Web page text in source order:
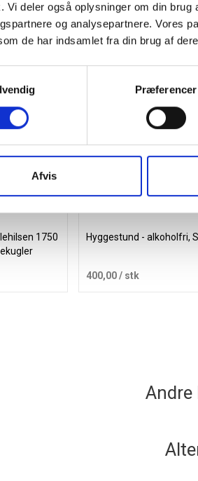
Vi deler også oplysninger om din
og analysepartnere. Vores
de har indsamlet fra din brug af
Præferencer
Afvis
1750
Hyggestund - alkoholfri,
400,00 / stk
Andre